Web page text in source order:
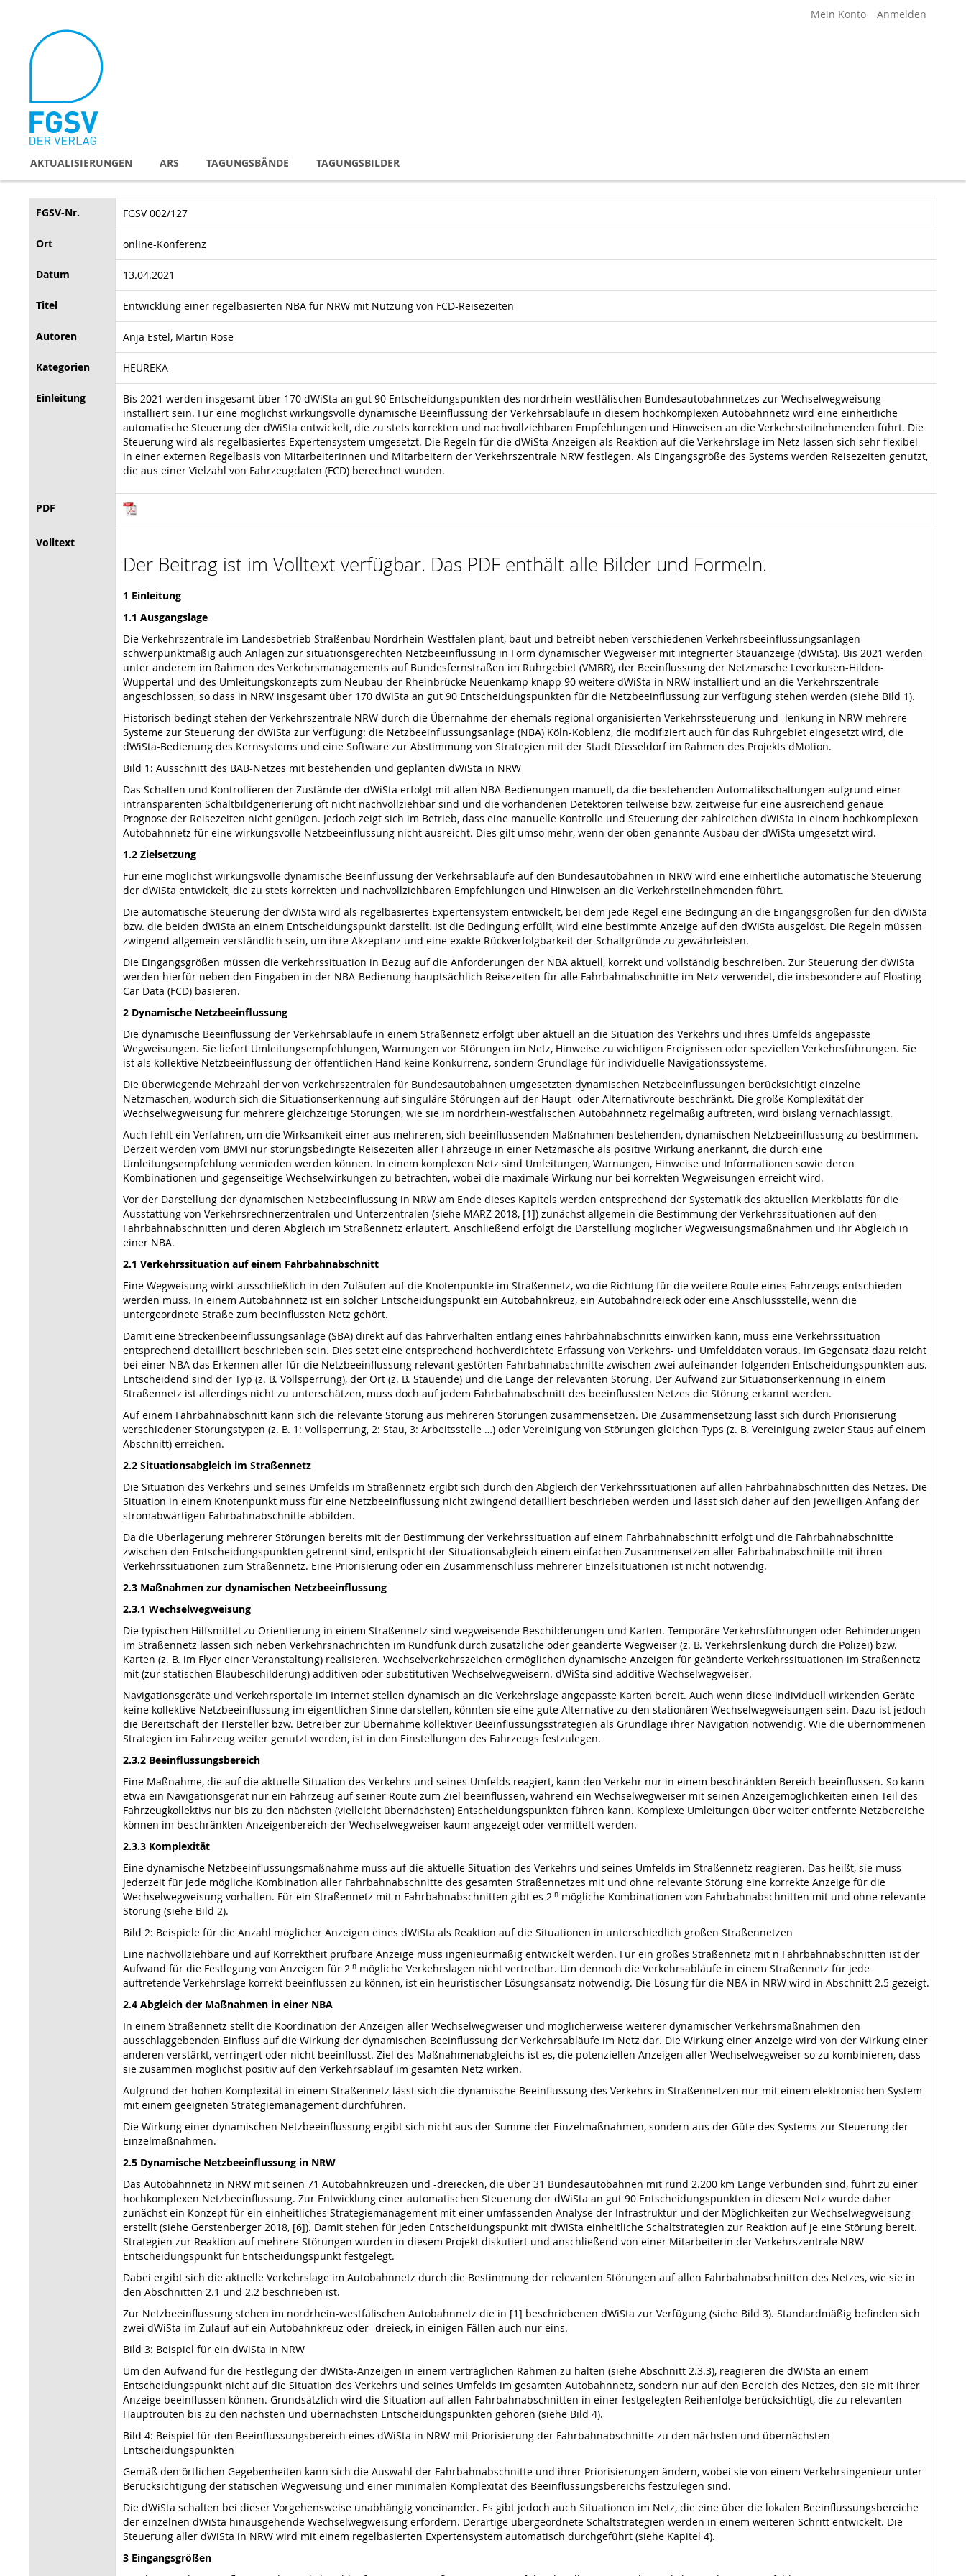
Mein Konto Anmelden
Inhalt
AKTUALISIERUNGEN ARS TAGUNGSBÄNDE TAGUNGSBILDER
FGSV-Nr. FGSV 002/127
Ort online-Konferenz
Datum 13.04.2021
Titel Entwicklung einer regelbasierten NBA für NRW mit Nutzung von FCD-Reisezeiten
Autoren Anja Estel, Martin Rose
Kategorien HEUREKA
Einleitung
Bis 2021 werden insgesamt über 170 dWiSta an gut 90 Entscheidungspunkten des nordrhein-westfälischen Bundesautobahnnetzes zur Wechselwegweisung
installiert sein. Für eine möglichst wirkungsvolle dynamische Beeinflussung der Verkehrsabläufe in diesem hochkomplexen Autobahnnetz wird eine einheitliche
automatische Steuerung der dWiSta entwickelt, die zu stets korrekten und nachvollziehbaren Empfehlungen und Hinweisen an die Verkehrsteilnehmenden führt. Die
Steuerung wird als regelbasiertes Expertensystem umgesetzt. Die Regeln für die dWiSta-Anzeigen als Reaktion auf die Verkehrslage im Netz lassen sich sehr flexibel
in einer externen Regelbasis von Mitarbeiterinnen und Mitarbeitern der Verkehrszentrale NRW festlegen. Als Eingangsgröße des Systems werden Reisezeiten genutzt,
die aus einer Vielzahl von Fahrzeugdaten (FCD) berechnet wurden.
PDF
Volltext
Der Beitrag ist im Volltext verfügbar. Das PDF enthält alle Bilder und Formeln.
1 Einleitung
1.1 Ausgangslage
Die Verkehrszentrale im Landesbetrieb Straßenbau Nordrhein-Westfalen plant, baut und betreibt neben verschiedenen Verkehrsbeeinflussungsanlagen
schwerpunktmäßig auch Anlagen zur situationsgerechten Netzbeeinflussung in Form dynamischer Wegweiser mit integrierter Stauanzeige (dWiSta). Bis 2021 werden
unter anderem im Rahmen des Verkehrsmanagements auf Bundesfernstraßen im Ruhrgebiet (VMBR), der Beeinflussung der Netzmasche Leverkusen-Hilden-
Wuppertal und des Umleitungskonzepts zum Neubau der Rheinbrücke Neuenkamp knapp 90 weitere dWiSta in NRW installiert und an die Verkehrszentrale
angeschlossen, so dass in NRW insgesamt über 170 dWiSta an gut 90 Entscheidungspunkten für die Netzbeeinflussung zur Verfügung stehen werden (siehe Bild 1).
Historisch bedingt stehen der Verkehrszentrale NRW durch die Übernahme der ehemals regional organisierten Verkehrssteuerung und -lenkung in NRW mehrere
Systeme zur Steuerung der dWiSta zur Verfügung: die Netzbeeinflussungsanlage (NBA) Köln-Koblenz, die modifiziert auch für das Ruhrgebiet eingesetzt wird, die
dWiSta-Bedienung des Kernsystems und eine Software zur Abstimmung von Strategien mit der Stadt Düsseldorf im Rahmen des Projekts dMotion.
Bild 1: Ausschnitt des BAB-Netzes mit bestehenden und geplanten dWiSta in NRW
Das Schalten und Kontrollieren der Zustände der dWiSta erfolgt mit allen NBA-Bedienungen manuell, da die bestehenden Automatikschaltungen aufgrund einer
intransparenten Schaltbildgenerierung oft nicht nachvollziehbar sind und die vorhandenen Detektoren teilweise bzw. zeitweise für eine ausreichend genaue
Prognose der Reisezeiten nicht genügen. Jedoch zeigt sich im Betrieb, dass eine manuelle Kontrolle und Steuerung der zahlreichen dWiSta in einem hochkomplexen
Autobahnnetz für eine wirkungsvolle Netzbeeinflussung nicht ausreicht. Dies gilt umso mehr, wenn der oben genannte Ausbau der dWiSta umgesetzt wird.
1.2 Zielsetzung
Für eine möglichst wirkungsvolle dynamische Beeinflussung der Verkehrsabläufe auf den Bundesautobahnen in NRW wird eine einheitliche automatische Steuerung
der dWiSta entwickelt, die zu stets korrekten und nachvollziehbaren Empfehlungen und Hinweisen an die Verkehrsteilnehmenden führt.
Die automatische Steuerung der dWiSta wird als regelbasiertes Expertensystem entwickelt, bei dem jede Regel eine Bedingung an die Eingangsgrößen für den dWiSta
bzw. die beiden dWiSta an einem Entscheidungspunkt darstellt. Ist die Bedingung erfüllt, wird eine bestimmte Anzeige auf den dWiSta ausgelöst. Die Regeln müssen
zwingend allgemein verständlich sein, um ihre Akzeptanz und eine exakte Rückverfolgbarkeit der Schaltgründe zu gewährleisten.
Die Eingangsgrößen müssen die Verkehrssituation in Bezug auf die Anforderungen der NBA aktuell, korrekt und vollständig beschreiben. Zur Steuerung der dWiSta
werden hierfür neben den Eingaben in der NBA-Bedienung hauptsächlich Reisezeiten für alle Fahrbahnabschnitte im Netz verwendet, die insbesondere auf Floating
Car Data (FCD) basieren.
2 Dynamische Netzbeeinflussung
Die dynamische Beeinflussung der Verkehrsabläufe in einem Straßennetz erfolgt über aktuell an die Situation des Verkehrs und ihres Umfelds angepasste
Wegweisungen. Sie liefert Umleitungsempfehlungen, Warnungen vor Störungen im Netz, Hinweise zu wichtigen Ereignissen oder speziellen Verkehrsführungen. Sie
ist als kollektive Netzbeeinflussung der öffentlichen Hand keine Konkurrenz, sondern Grundlage für individuelle Navigationssysteme.
Die überwiegende Mehrzahl der von Verkehrszentralen für Bundesautobahnen umgesetzten dynamischen Netzbeeinflussungen berücksichtigt einzelne
Netzmaschen, wodurch sich die Situationserkennung auf singuläre Störungen auf der Haupt- oder Alternativroute beschränkt. Die große Komplexität der
Wechselwegweisung für mehrere gleichzeitige Störungen, wie sie im nordrhein-westfälischen Autobahnnetz regelmäßig auftreten, wird bislang vernachlässigt.
Auch fehlt ein Verfahren, um die Wirksamkeit einer aus mehreren, sich beeinflussenden Maßnahmen bestehenden, dynamischen Netzbeeinflussung zu bestimmen.
Derzeit werden vom BMVI nur störungsbedingte Reisezeiten aller Fahrzeuge in einer Netzmasche als positive Wirkung anerkannt, die durch eine
Umleitungsempfehlung vermieden werden können. In einem komplexen Netz sind Umleitungen, Warnungen, Hinweise und Informationen sowie deren
Kombinationen und gegenseitige Wechselwirkungen zu betrachten, wobei die maximale Wirkung nur bei korrekten Wegweisungen erreicht wird.
Vor der Darstellung der dynamischen Netzbeeinflussung in NRW am Ende dieses Kapitels werden entsprechend der Systematik des aktuellen Merkblatts für die
Ausstattung von Verkehrs­rechnerzentralen und Unterzentralen (siehe MARZ 2018, [1]) zunächst allgemein die Bestimmung der Verkehrssituationen auf den
Fahrbahnabschnitten und deren Abgleich im Straßennetz erläutert. Anschließend erfolgt die Darstellung möglicher Wegweisungs­maßnahmen und ihr Abgleich in
einer NBA.
2.1 Verkehrssituation auf einem Fahrbahnabschnitt
Eine Wegweisung wirkt ausschließlich in den Zuläufen auf die Knotenpunkte im Straßennetz, wo die Richtung für die weitere Route eines Fahrzeugs entschieden
werden muss. In einem Autobahnnetz ist ein solcher Entscheidungspunkt ein Autobahnkreuz, ein Autobahndreieck oder eine Anschlussstelle, wenn die
untergeordnete Straße zum beeinflussten Netz gehört.
Damit eine Streckenbeeinflussungsanlage (SBA) direkt auf das Fahrverhalten entlang eines Fahrbahnabschnitts einwirken kann, muss eine Verkehrssituation
entsprechend detailliert beschrieben sein. Dies setzt eine entsprechend hochverdichtete Erfassung von Verkehrs- und Umfelddaten voraus. Im Gegensatz dazu reicht
bei einer NBA das Erkennen aller für die Netzbeeinflussung relevant gestörten Fahrbahnabschnitte zwischen zwei aufeinander folgenden Entscheidungspunkten aus.
Entscheidend sind der Typ (z. B. Vollsperrung), der Ort (z. B. Stauende) und die Länge der relevanten Störung. Der Aufwand zur Situationserkennung in einem
Straßennetz ist allerdings nicht zu unterschätzen, muss doch auf jedem Fahrbahnabschnitt des beeinflussten Netzes die Störung erkannt werden.
Auf einem Fahrbahnabschnitt kann sich die relevante Störung aus mehreren Störungen zusammensetzen. Die Zusammensetzung lässt sich durch Priorisierung
verschiedener Störungstypen (z. B. 1: Vollsperrung, 2: Stau, 3: Arbeitsstelle …) oder Vereinigung von Störungen gleichen Typs (z. B. Vereinigung zweier Staus auf einem
Abschnitt) erreichen.
2.2 Situationsabgleich im Straßennetz
Die Situation des Verkehrs und seines Umfelds im Straßennetz ergibt sich durch den Abgleich der Verkehrssituationen auf allen Fahrbahnabschnitten des Netzes. Die
Situation in einem Knotenpunkt muss für eine Netzbeeinflussung nicht zwingend detailliert beschrieben werden und lässt sich daher auf den jeweiligen Anfang der
stromabwärtigen Fahrbahnabschnitte abbilden.
Da die Überlagerung mehrerer Störungen bereits mit der Bestimmung der Verkehrssituation auf einem Fahrbahnabschnitt erfolgt und die Fahrbahnabschnitte
zwischen den Entscheidungspunkten getrennt sind, entspricht der Situationsabgleich einem einfachen Zusammensetzen aller Fahrbahnabschnitte mit ihren
Verkehrssituationen zum Straßennetz. Eine Priorisierung oder ein Zusammenschluss mehrerer Einzelsituationen ist nicht notwendig.
2.3 Maßnahmen zur dynamischen Netzbeeinflussung
2.3.1 Wechselwegweisung
Die typischen Hilfsmittel zu Orientierung in einem Straßennetz sind wegweisende Beschilderungen und Karten. Temporäre Verkehrsführungen oder Behinderungen
im Straßennetz lassen sich neben Verkehrsnachrichten im Rundfunk durch zusätzliche oder geänderte Wegweiser (z. B. Verkehrslenkung durch die Polizei) bzw.
Karten (z. B. im Flyer einer Veranstaltung) realisieren. Wechselverkehrszeichen ermöglichen dynamische Anzeigen für geänderte Verkehrssituationen im Straßennetz
mit (zur statischen Blaubeschilderung) additiven oder substitutiven Wechselwegweisern. dWiSta sind additive Wechselwegweiser.
Navigationsgeräte und Verkehrsportale im Internet stellen dynamisch an die Verkehrslage angepasste Karten bereit. Auch wenn diese individuell wirkenden Geräte
keine kollektive Netzbeeinflussung im eigentlichen Sinne darstellen, könnten sie eine gute Alternative zu den stationären Wechselwegweisungen sein. Dazu ist jedoch
die Bereitschaft der Hersteller bzw. Betreiber zur Übernahme kollektiver Beeinflussungsstrategien als Grundlage ihrer Navigation notwendig. Wie die übernommenen
Strategien im Fahrzeug weiter genutzt werden, ist in den Einstellungen des Fahrzeugs festzulegen.
2.3.2 Beeinflussungsbereich
Eine Maßnahme, die auf die aktuelle Situation des Verkehrs und seines Umfelds reagiert, kann den Verkehr nur in einem beschränkten Bereich beeinflussen. So kann
etwa ein Navigationsgerät nur ein Fahrzeug auf seiner Route zum Ziel beeinflussen, während ein Wechselwegweiser mit seinen Anzeigemöglichkeiten einen Teil des
Fahrzeugkollektivs nur bis zu den nächsten (vielleicht übernächsten) Entscheidungspunkten führen kann. Komplexe Umleitungen über weiter entfernte Netzbereiche
können im beschränkten Anzeigenbereich der Wechselwegweiser kaum angezeigt oder vermittelt werden.
2.3.3 Komplexität
Eine dynamische Netzbeeinflussungsmaßnahme muss auf die aktuelle Situation des Verkehrs und seines Umfelds im Straßennetz reagieren. Das heißt, sie muss
jederzeit für jede mögliche Kombination aller Fahrbahnabschnitte des gesamten Straßennetzes mit und ohne relevante Störung eine korrekte Anzeige für die
Wechselwegweisung vorhalten. Für ein Straßennetz mit n Fahrbahnabschnitten gibt es 2 n mögliche Kombinationen von Fahrbahnabschnitten mit und ohne relevante
Störung (siehe Bild 2).
Bild 2: Beispiele für die Anzahl möglicher Anzeigen eines dWiSta als Reaktion auf die Situationen in unterschiedlich großen Straßennetzen
Eine nachvollziehbare und auf Korrektheit prüfbare Anzeige muss ingenieurmäßig entwickelt werden. Für ein großes Straßennetz mit n Fahrbahnabschnitten ist der
Aufwand für die Festlegung von Anzeigen für 2 n mögliche Verkehrslagen nicht vertretbar. Um dennoch die Verkehrsabläufe in einem Straßennetz für jede
auftretende Verkehrslage korrekt beeinflussen zu können, ist ein heuristischer Lösungsansatz notwendig. Die Lösung für die NBA in NRW wird in Abschnitt 2.5 gezeigt.
2.4 Abgleich der Maßnahmen in einer NBA
In einem Straßennetz stellt die Koordination der Anzeigen aller Wechselwegweiser und möglicherweise weiterer dynamischer Verkehrsmaßnahmen den
ausschlaggebenden Einfluss auf die Wirkung der dynamischen Beeinflussung der Verkehrsabläufe im Netz dar. Die Wirkung einer Anzeige wird von der Wirkung einer
anderen verstärkt, verringert oder nicht beeinflusst. Ziel des Maßnahmenabgleichs ist es, die potenziellen Anzeigen aller Wechselwegweiser so zu kombinieren, dass
sie zusammen möglichst positiv auf den Verkehrsablauf im gesamten Netz wirken.
Aufgrund der hohen Komplexität in einem Straßennetz lässt sich die dynamische Beeinflussung des Verkehrs in Straßennetzen nur mit einem elektronischen System
mit einem geeigneten Strategiemanagement durchführen.
Die Wirkung einer dynamischen Netzbeeinflussung ergibt sich nicht aus der Summe der Einzelmaßnahmen, sondern aus der Güte des Systems zur Steuerung der
Einzelmaßnahmen.
2.5 Dynamische Netzbeeinflussung in NRW
Das Autobahnnetz in NRW mit seinen 71 Autobahnkreuzen und -dreiecken, die über 31 Bundesautobahnen mit rund 2.200 km Länge verbunden sind, führt zu einer
hochkomplexen Netzbeeinflussung. Zur Entwicklung einer automatischen Steuerung der dWiSta an gut 90 Entscheidungspunkten in diesem Netz wurde daher
zunächst ein Konzept für ein einheitliches Strategiemanagement mit einer umfassenden Analyse der Infrastruktur und der Möglichkeiten zur Wechselwegweisung
erstellt (siehe Gerstenberger 2018, [6]). Damit stehen für jeden Entscheidungspunkt mit dWiSta einheitliche Schaltstrategien zur Reaktion auf je eine Störung bereit.
Strategien zur Reaktion auf mehrere Störungen wurden in diesem Projekt diskutiert und anschließend von einer Mitarbeiterin der Verkehrszentrale NRW
Entscheidungspunkt für Entscheidungspunkt festgelegt.
Dabei ergibt sich die aktuelle Verkehrslage im Autobahnnetz durch die Bestimmung der relevanten Störungen auf allen Fahrbahnabschnitten des Netzes, wie sie in
den Abschnitten 2.1 und 2.2 beschrieben ist.
Zur Netzbeeinflussung stehen im nordrhein-westfälischen Autobahnnetz die in [1] beschriebenen dWiSta zur Verfügung (siehe Bild 3). Standardmäßig befinden sich
zwei dWiSta im Zulauf auf ein Autobahnkreuz oder -dreieck, in einigen Fällen auch nur eins.
Bild 3: Beispiel für ein dWiSta in NRW
Um den Aufwand für die Festlegung der dWiSta-Anzeigen in einem verträglichen Rahmen zu halten (siehe Abschnitt 2.3.3), reagieren die dWiSta an einem
Entscheidungspunkt nicht auf die Situation des Verkehrs und seines Umfelds im gesamten Autobahnnetz, sondern nur auf den Bereich des Netzes, den sie mit ihrer
Anzeige beeinflussen können. Grundsätzlich wird die Situation auf allen Fahrbahnabschnitten in einer festgelegten Reihenfolge berücksichtigt, die zu relevanten
Hauptrouten bis zu den nächsten und übernächsten Entscheidungspunkten gehören (siehe Bild 4).
Bild 4: Beispiel für den Beeinflussungsbereich eines dWiSta in NRW mit Priorisierung der Fahrbahnabschnitte zu den nächsten und übernächsten
Entscheidungspunkten
Gemäß den örtlichen Gegebenheiten kann sich die Auswahl der Fahrbahnabschnitte und ihrer Priorisierungen ändern, wobei sie von einem Verkehrsingenieur unter
Berücksichtigung der statischen Wegweisung und einer minimalen Komplexität des Beeinflussungsbereichs festzulegen sind.
Die dWiSta schalten bei dieser Vorgehensweise unabhängig voneinander. Es gibt jedoch auch Situationen im Netz, die eine über die lokalen Beeinflussungsbereiche
der einzelnen dWiSta hinausgehende Wechselwegweisung erfordern. Derartige übergeordnete Schaltstrategien werden in einem weiteren Schritt entwickelt. Die
Steuerung aller dWiSta in NRW wird mit einem regelbasierten Expertensystem automatisch durchgeführt (siehe Kapitel 4).
3 Eingangsgrößen